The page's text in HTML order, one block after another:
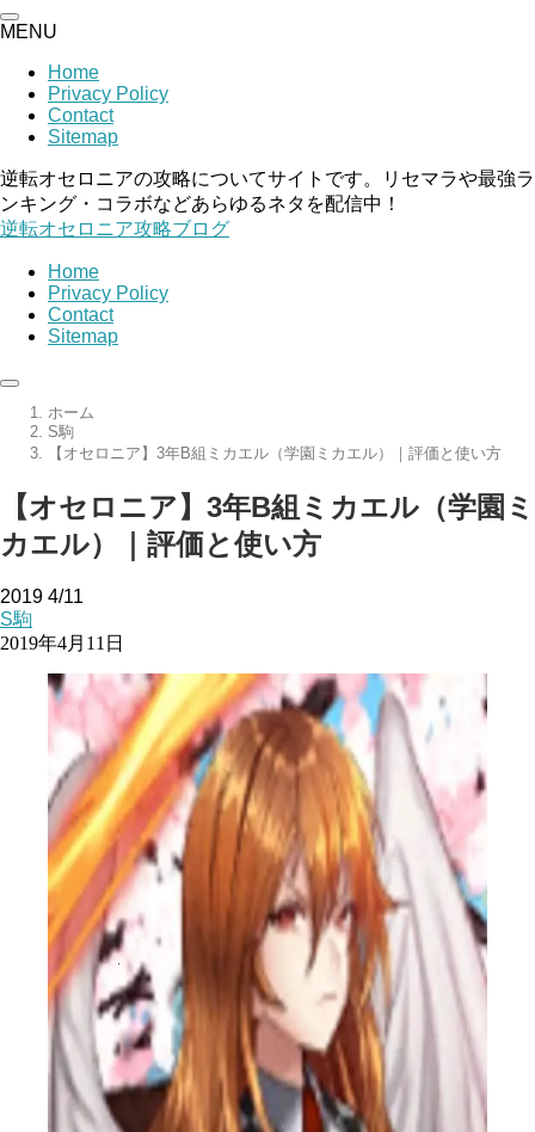
MENU
Home
Privacy Policy
Contact
Sitemap
逆転オセロニアの攻略についてサイトです。リセマラや最強ラ
ンキング・コラボなどあらゆるネタを配信中！
逆転オセロニア攻略ブログ
Home
Privacy Policy
Contact
Sitemap
ホーム
S駒
【オセロニア】3年B組ミカエル（学園ミカエル）｜評価と使い方
【オセロニア】3年B組ミカエル（学園ミ
カエル）｜評価と使い方
2019 4/11
S駒
2019年4月11日